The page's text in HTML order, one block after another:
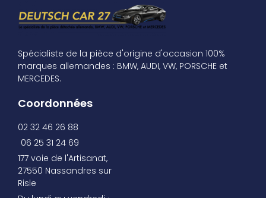
Spécialiste de la pièce d'origine d'occasion 100%
marques allemandes : BMW, AUDI, VW, PORSCHE et
MERCEDES.
Coordonnées
02 32 46 26 88
06 25 31 24 69
177 voie de l'Artisanat,
27550 Nassandres sur
Risle